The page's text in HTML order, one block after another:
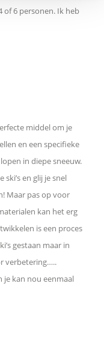
of 6 personen. Ik heb
middel om je
en een specifieke
in diepe sneeuw.
en glij je snel
Maar pas op voor
kan het erg
is een proces
gestaan maar in
verbetering…..
je kan nou eenmaal